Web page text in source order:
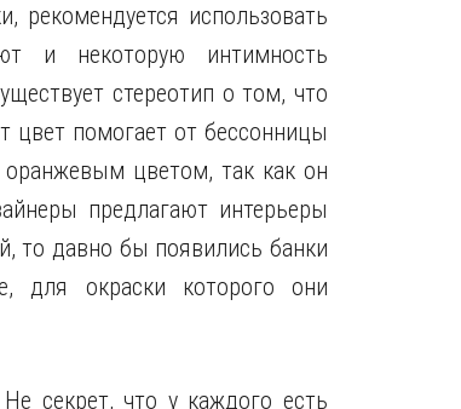
рекомендуется использовать
и некоторую интимность
стереотип о том, что
цвет помогает от бессонницы
оранжевым цветом, так как он
предлагают интерьеры
то давно бы появились банки
для окраски которого они
секрет, что у каждого есть